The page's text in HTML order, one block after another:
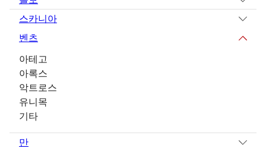
스카니아
벤츠
아테고
아록스
악트로스
유니목
기타
만